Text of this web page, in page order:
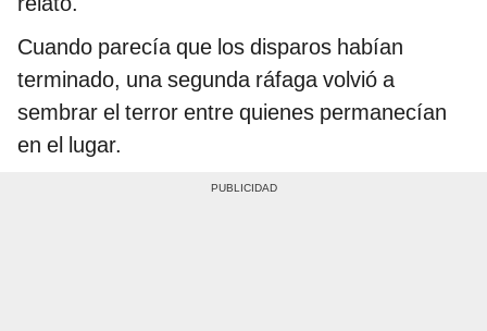
Cuando parecía que los disparos habían
terminado, una segunda ráfaga volvió a
sembrar el terror entre quienes permanecían
en el lugar.